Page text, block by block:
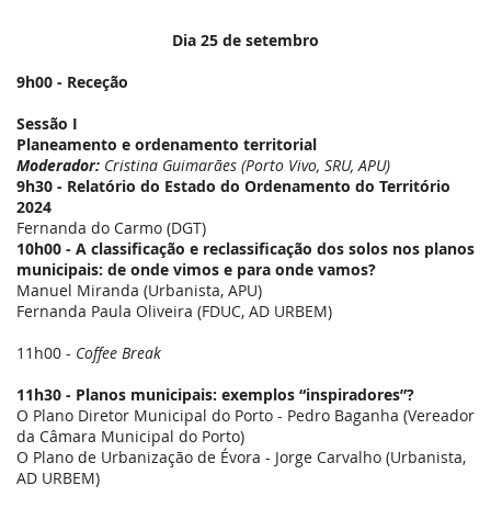
de
26
de
Setembro
de
2025
Dia 25 de setembro
9h00 - Receção
Sessão I
Planeamento e ordenamento territorial
Moderador: Cristina Guimarães (Porto Vivo, SRU, APU)
9h30 - Relatório do Estado do Ordenamento do Território
2024
Fernanda do Carmo (DGT)
10h00 - A classificação e reclassificação dos solos nos planos
municipais: de onde vimos e para onde vamos?
Manuel Miranda (Urbanista, APU)
Fernanda Paula Oliveira (FDUC, AD URBEM)
11h00 - Coffee Break
11h30 - Planos municipais: exemplos “inspiradores”?
O Plano Diretor Municipal do Porto - Pedro Baganha (Vereador
da Câmara Municipal do Porto)
O Plano de Urbanização de Évora - Jorge Carvalho (Urbanista,
AD URBEM)